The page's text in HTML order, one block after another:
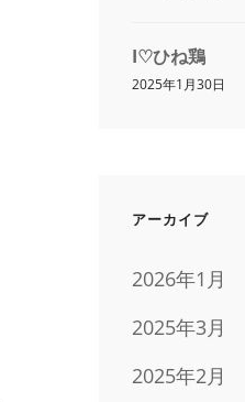
I♡ひね鶏
2025年1月30日
アーカイブ
2026年1月
2025年3月
2025年2月